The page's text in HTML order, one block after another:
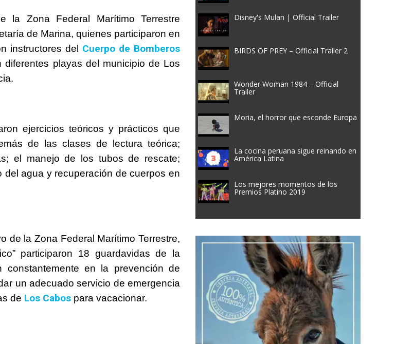
Zona Federal Marítimo Terrestre
de Marina, quienes participaron en
instructores del Cuerpo de Bomberos
playas del municipio de Los
ejercicios teóricos y prácticos que
de las clases de lectura teórica;
el manejo de los tubos de rescate;
agua y recuperación de cuerpos en
de la Zona Federal Marítimo Terrestre,
participaron 18 guardavidas de la
constantemente en la prevención de
un adecuado servicio de emergencia
de Los Cabos para vacacionar.
Disney's Mulan | Official Trailer
BIRDS OF PREY – Official Trailer 2
Wonder Woman 1984 – Official
Trailer
Moria, el horror que esconde Europa
La cocina peruana sigue reinando en
América Latina
Los mejores momentos de los
Premios Platino 2019